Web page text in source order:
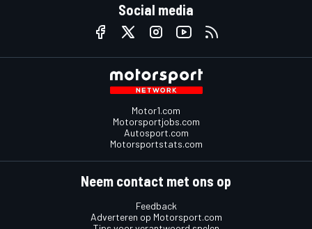
Social media
Motor1.com
Motorsportjobs.com
Autosport.com
Motorsportstats.com
Neem contact met ons op
Feedback
Adverteren op Motorsport.com